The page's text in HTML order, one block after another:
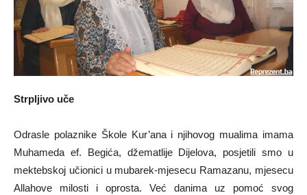
Strpljivo uče
Odrasle polaznike Škole Kur’ana i njihovog mualima imama
Muhameda ef. Begića, džematlije Dijelova, posjetili smo u
mektebskoj učionici u mubarek-mjesecu Ramazanu, mjesecu
Allahove milosti i oprosta. Već danima uz pomoć svog